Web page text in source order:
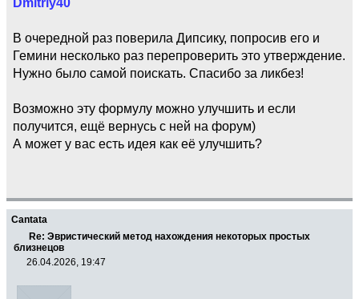
В очередной раз поверила Дипсику, попросив его и
Гемини несколько раз перепроверить это утверждение.
Нужно было самой поискать. Спасибо за ликбез!
Возможно эту формулу можно улучшить и если
получится, ещё вернусь с ней на форум)
А может у вас есть идея как её улучшить?
Cantata
Re: Эвристический метод нахождения некоторых простых
близнецов
26.04.2026, 19:47